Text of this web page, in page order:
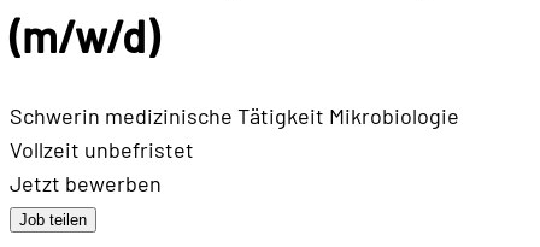
(m/w/d)
Schwerin medizinische Tätigkeit Mikrobiologie
Vollzeit unbefristet
Jetzt bewerben
Job teilen